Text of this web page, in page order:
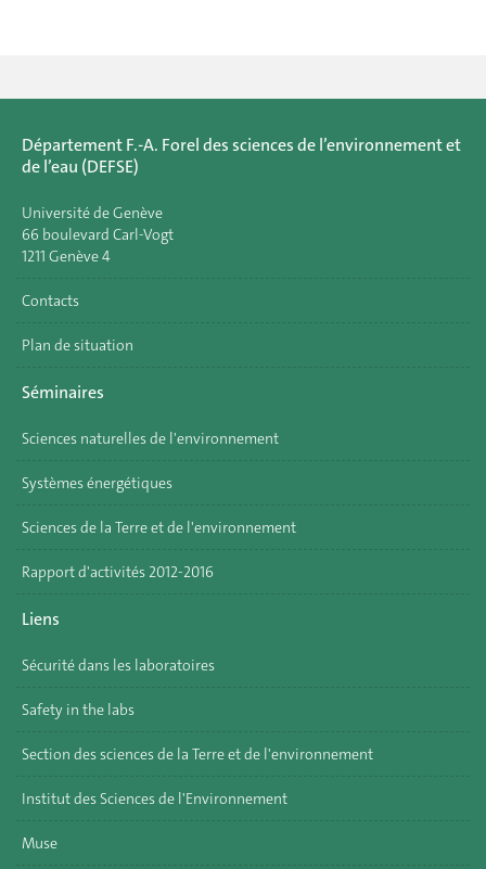
Département F.-A. Forel des sciences de l’environnement et
de l’eau (DEFSE)
Université de Genève
66 boulevard Carl-Vogt
1211 Genève 4
Contacts
Plan de situation
Séminaires
Sciences naturelles de l'environnement
Systèmes énergétiques
Sciences de la Terre et de l'environnement
Rapport d'activités 2012-2016
Liens
Sécurité dans les laboratoires
Safety in the labs
Section des sciences de la Terre et de l'environnement
Institut des Sciences de l'Environnement
Muse